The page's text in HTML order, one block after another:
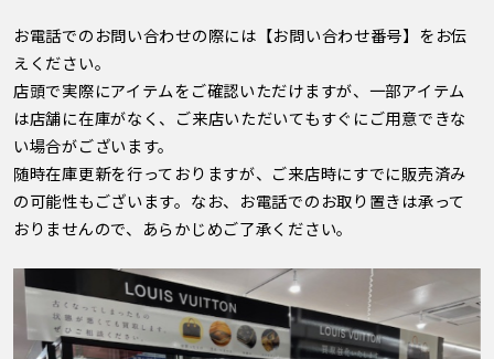
お電話でのお問い合わせの際には【お問い合わせ番号】をお伝
えください。
店頭で実際にアイテムをご確認いただけますが、一部アイテム
は店舗に在庫がなく、ご来店いただいてもすぐにご用意できな
い場合がございます。
随時在庫更新を行っておりますが、ご来店時にすでに販売済み
の可能性もございます。なお、お電話でのお取り置きは承って
おりませんので、あらかじめご了承ください。